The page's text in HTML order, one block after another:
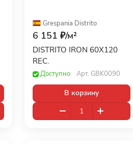
Grespania·Distrito
6 151 ₽/м²
DISTRITO IRON 60X120
REC.
Доступно Арт. GBK0090
В корзину